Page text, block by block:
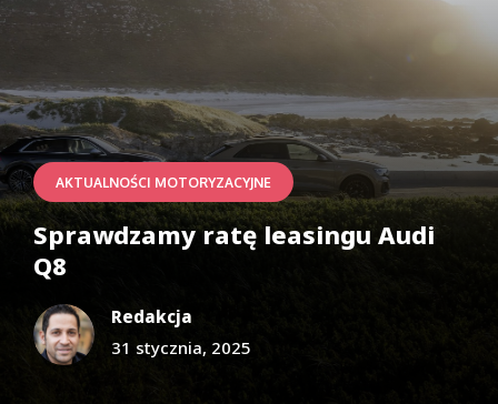
AKTUALNOŚCI MOTORYZACYJNE
Sprawdzamy ratę leasingu Audi
Q8
Redakcja
31 stycznia, 2025